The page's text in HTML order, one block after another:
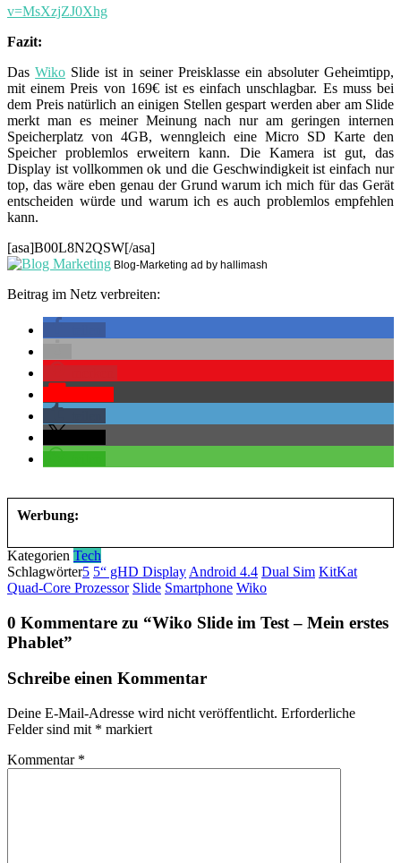
v=MsXzjZJ0Xhg
Fazit:
DasWiko Slide ist in seiner Preisklasse ein absoluter Geheimtipp,
mit einem Preis von 169€ ist es einfach unschlagbar. Es muss bei
dem Preis natürlich an einigen Stellen gespart werden aber am Slide
merkt man es meiner Meinung nach nur am geringen internen
Speicherplatz von 4GB, wenngleich eine Micro SD Karte den
Speicher problemlos erweitern kann. Die Kamera ist gut, das
Display ist vollkommen ok und die Geschwindigkeit ist einfach nur
top, das wäre eben genau der Grund warum ich mich für das Gerät
entscheiden würde und warum ich es auch problemlos empfehlen
kann.
[asa]B00L8N2QSW[/asa]
Blog-Marketing ad by hallimash
Beitrag im Netz verbreiten:
Werbung:
Kategorien Tech
Schlagwörter5 5“ gHD Display Android 4.4 Dual Sim KitKat
Quad-Core Prozessor Slide Smartphone Wiko
0 Kommentare zu “Wiko Slide im Test – Mein erstes
Phablet”
Schreibe einen Kommentar
Deine E-Mail-Adresse wird nicht veröffentlicht. Erforderliche
Felder sind mit * markiert
Kommentar *